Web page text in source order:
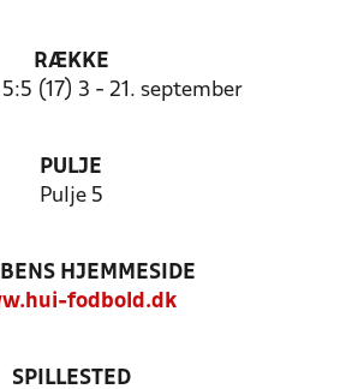
RÆKKE
(17) 3 - 21. september
PULJE
Pulje 5
HJEMMESIDE
fodbold.dk
SPILLESTED